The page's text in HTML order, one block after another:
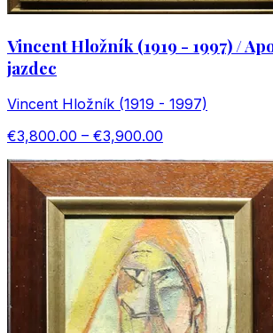
Vincent Hložník (1919 - 1997) /
jazdec
Vincent Hložník (1919 - 1997)
€3,800.00 – €3,900.00